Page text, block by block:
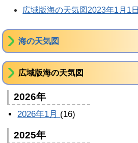
広域版海の天気図2023年1月1日
海の天気図
広域版海の天気図
2026年
2026年1月 (16)
2025年